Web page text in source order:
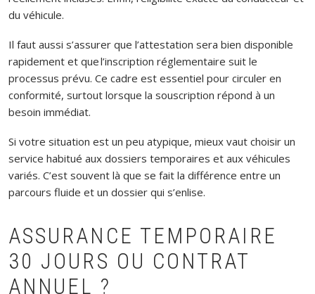
du véhicule.
Il faut aussi s’assurer que l’attestation sera bien disponible
rapidement et que l’inscription réglementaire suit le
processus prévu. Ce cadre est essentiel pour circuler en
conformité, surtout lorsque la souscription répond à un
besoin immédiat.
Si votre situation est un peu atypique, mieux vaut choisir un
service habitué aux dossiers temporaires et aux véhicules
variés. C’est souvent là que se fait la différence entre un
parcours fluide et un dossier qui s’enlise.
ASSURANCE TEMPORAIRE
30 JOURS OU CONTRAT
ANNUEL ?